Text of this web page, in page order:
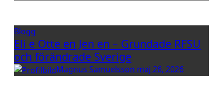
Blogg
Eli e Otte en Jen en – Grundade RFSU
och förändrade Sverige
Magnus Samuelsson maj 26, 2026